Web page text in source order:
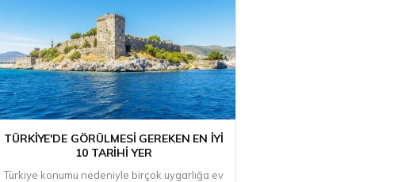
TÜRKIYE'DE GÖRÜLMESI GEREKEN EN IYI
10 TARIHI YER
Türkiye konumu nedeniyle birçok uygarlığa ev